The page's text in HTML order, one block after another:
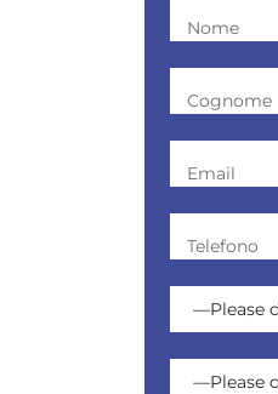
Nome
Cognome
Email
Telefono